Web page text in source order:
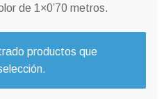
de 1×0’70 metros.
productos que